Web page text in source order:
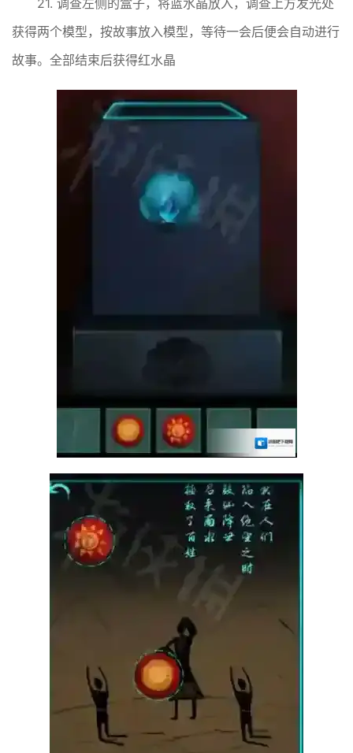
21. 调查左侧的盒子，将蓝水晶放入，调查上方发光处
获得两个模型，按故事放入模型，等待一会后便会自动进行
故事。全部结束后获得红水晶